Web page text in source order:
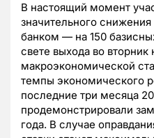
В настоящий момент
значительного
банком — на 150
свете выхода во вторник
макроэкономической
темпы экономического
последние три месяца
продемонстрировали
года. В случае